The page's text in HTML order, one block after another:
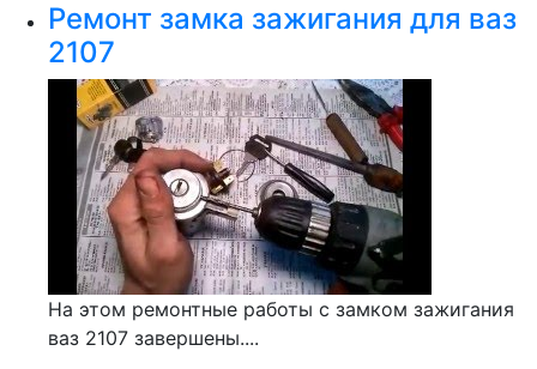
Ремонт замка зажигания для ваз
2107
На этом ремонтные работы с замком зажигания
ваз 2107 завершены....